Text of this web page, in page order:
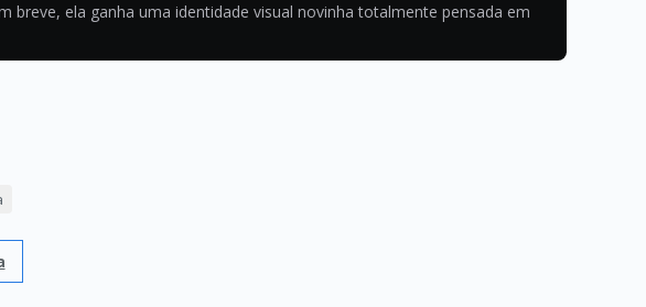
breve, ela ganha uma identidade visual novinha totalmente pensada em